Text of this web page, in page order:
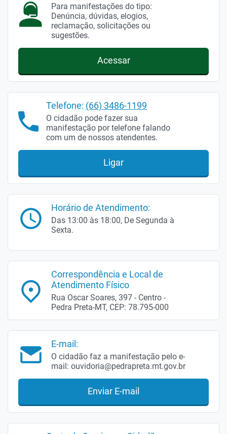
Para manifestações do tipo:
Denúncia, dúvidas, elogios,
reclamação, solicitações ou
sugestões.
Acessar
Telefone: (66) 3486-1199
O cidadão pode fazer sua
manifestação por telefone falando
com um de nossos atendentes.
Ligar
Horário de Atendimento:
Das 13:00 às 18:00, De Segunda à
Sexta.
Correspondência e Local de
Atendimento Físico
Rua Oscar Soares, 397 - Centro -
Pedra Preta-MT, CEP: 78.795-000
E-mail:
O cidadão faz a manifestação pelo e-
mail: ouvidoria@pedrapreta.mt.gov.br
Enviar E-mail